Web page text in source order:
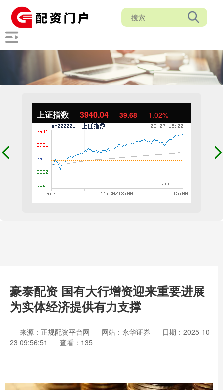
上证指数 3940.04 39.68 1.02%
豪泰配资 国有大行增资迎来重要进展
为实体经济提供有力支撑
来源：正规配资平台网 网站：永华证券
日期：2025-10-
23 09:56:51
查看：135